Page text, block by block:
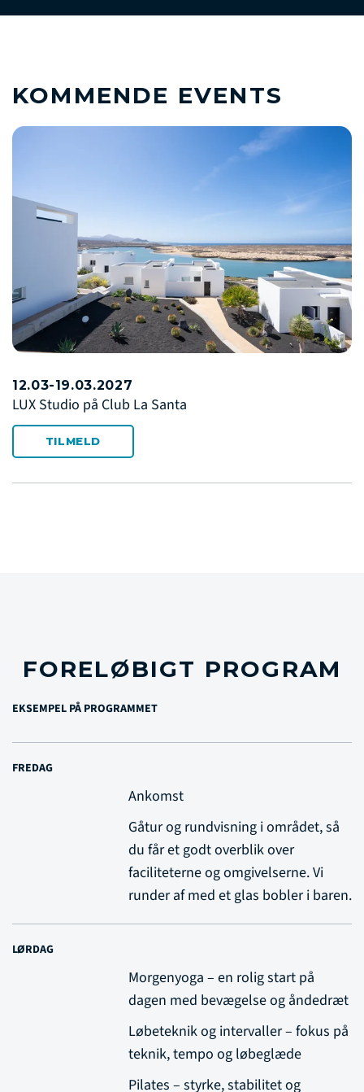
KOMMENDE EVENTS
12.03-19.03.2027
LUX Studio på Club La Santa
TILMELD
FORELØBIGT PROGRAM
EKSEMPEL PÅ PROGRAMMET
FREDAG
Ankomst
Gåtur og rundvisning i området, så
du får et godt overblik over
faciliteterne og omgivelserne. Vi
runder af med et glas bobler i baren.
LØRDAG
Morgenyoga – en rolig start på
dagen med bevægelse og åndedræt
Løbeteknik og intervaller – fokus på
teknik, tempo og løbeglæde
Pilates – styrke, stabilitet og